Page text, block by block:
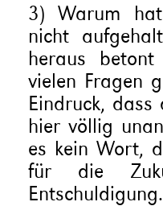
3) Warum
nicht
heraus
vielen Fragen
Eindruck,
hier völlig
es kein Wort,
für die
Entschuldigung.